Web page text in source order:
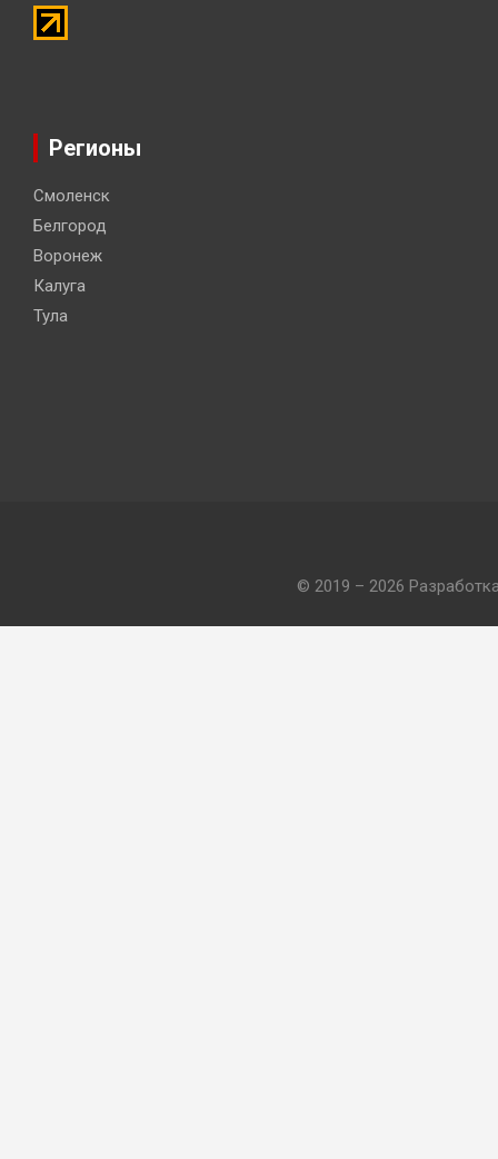
Регионы
Смоленск
Белгород
Воронеж
Калуга
Тула
© 2019 – 2026